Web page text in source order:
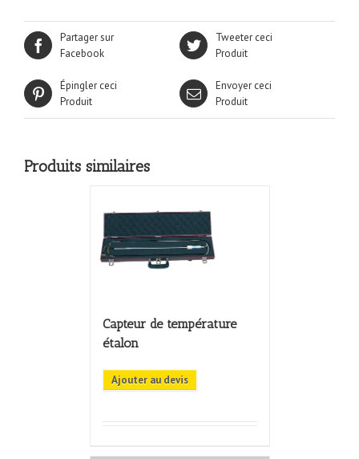
Partager sur
Facebook
Tweeter ceci
Produit
Épingler ceci
Produit
Envoyer ceci
Produit
Produits similaires
Capteur de température
étalon
Ajouter au devis